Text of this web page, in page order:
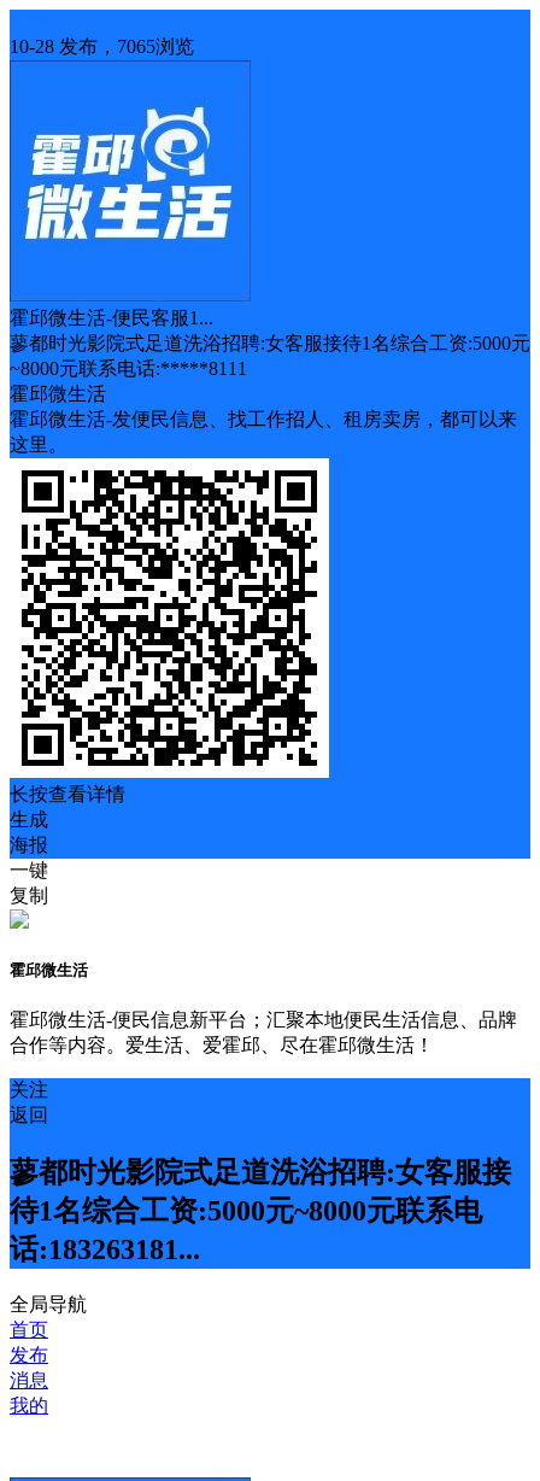
10-28 发布，7065浏览
霍邱微生活-便民客服1...
蓼都时光影院式足道洗浴招聘:女客服接待1名综合工资:5000元
~8000元联系电话:*****8111
霍邱微生活
霍邱微生活-发便民信息、找工作招人、租房卖房，都可以来
这里。
长按查看详情
生成
海报
一键
复制
霍邱微生活
霍邱微生活-便民信息新平台；汇聚本地便民生活信息、品牌
合作等内容。爱生活、爱霍邱、尽在霍邱微生活！
关注
返回
蓼都时光影院式足道洗浴招聘:女客服接
待1名综合工资:5000元~8000元联系电
话:183263181...
全局导航
首页
发布
消息
我的